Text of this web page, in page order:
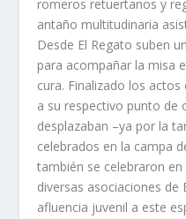
romeros retuertanos y
antaño multitudinaria
Desde El Regato suben
para acompañar la misa
cura. Finalizado los
a su respectivo punto de
desplazaban –ya por la
celebrados en la campa
también se celebraron
diversas asociaciones
afluencia juvenil a este